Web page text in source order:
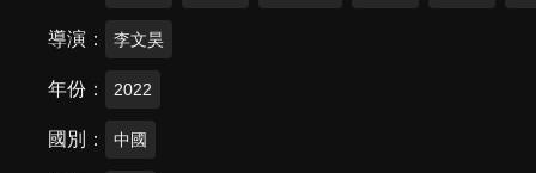
導演 李文昊
年份 2022
國別 中國